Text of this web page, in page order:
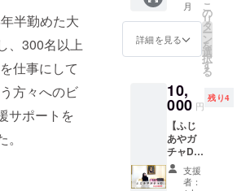
半勤めた大
、300名以上
仕事にして
方々へのビ
サポートを
け♡
をセレ
クト！
しずか
ちゃん
並みに
が大好
きふじ
あやの
おすす
めバス
グッズ
セット
です。
月
詳細を見る
こ
の
リ
タ
ー
ン
を
選
択
す
る
10,
000 円
残り4
【ふじ
あやガ
チャD＆
サイン
入り書
支援
者：